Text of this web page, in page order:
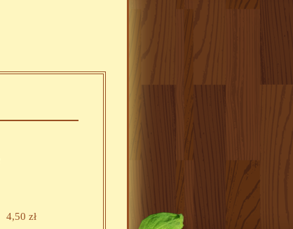
4,50 zł